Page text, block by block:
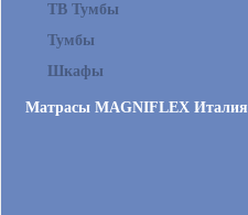
ТВ Тумбы
Тумбы
Шкафы
Матрасы MAGNIFLEX Италия